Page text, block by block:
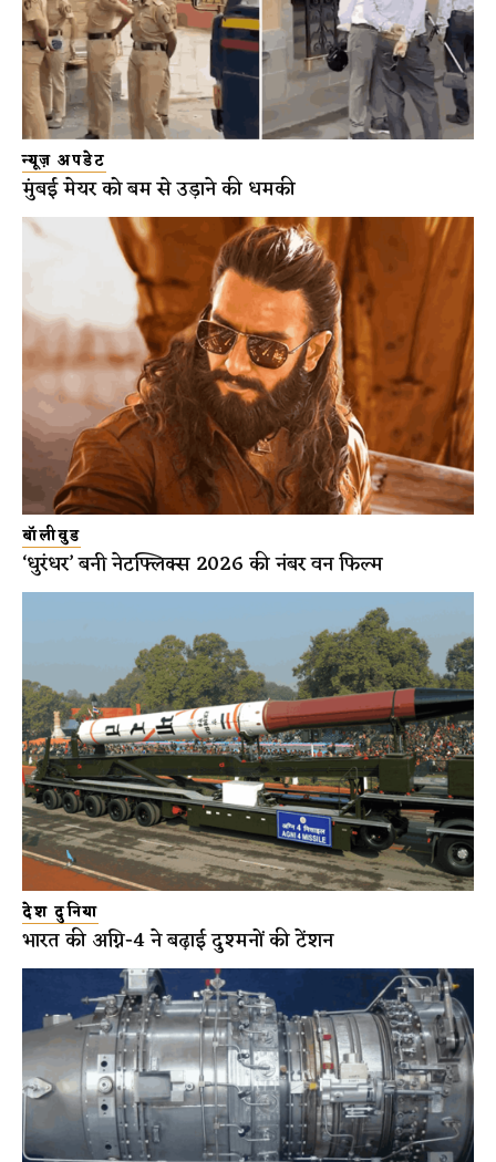
न्यूज़ अपडेट
मुंबई मेयर को बम से उड़ाने की धमकी
बॉलीवुड
‘धुरंधर’ बनी नेटफ्लिक्स 2026 की नंबर वन फिल्म
देश दुनिया
भारत की अग्नि-4 ने बढ़ाई दुश्मनों की टेंशन